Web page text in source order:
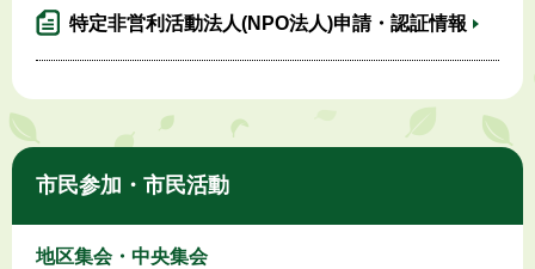
特定非営利活動法人(NPO法人)申請・認証情報
市民参加・市民活動
地区集会・中央集会